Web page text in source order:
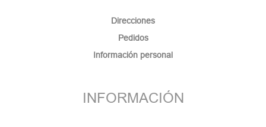
Direcciones
Pedidos
Información personal
INFORMACIÓN